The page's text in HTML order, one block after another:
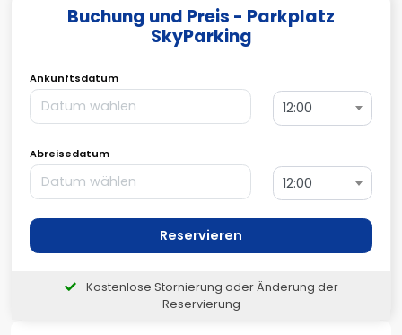
Buchung und Preis - Parkplatz
SkyParking
Ankunftsdatum
12:00
Abreisedatum
12:00
Reservieren
Kostenlose Stornierung oder Änderung der
Reservierung